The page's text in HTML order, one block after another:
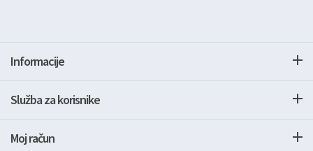
Informacije
Služba za korisnike
Moj račun